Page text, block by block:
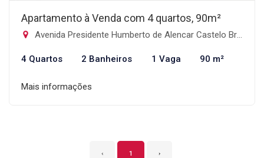
Apartamento à Venda com 4 quartos, 90m²
Avenida Presidente Humberto de Alencar Castelo Branco, 2582 - Vila Leonor, Guarulhos-SP
4 Quartos 2 Banheiros 1 Vaga 90 m²
Mais informações
‹ 1 ›